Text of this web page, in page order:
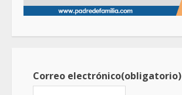
Correo electrónico(obligatorio)